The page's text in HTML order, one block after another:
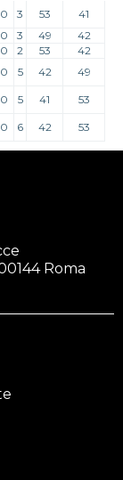
0 3 53
41
0 3 49
42
0 2 53
42
0 5 42
49
0 5 41
53
0 6 42 53
Roma